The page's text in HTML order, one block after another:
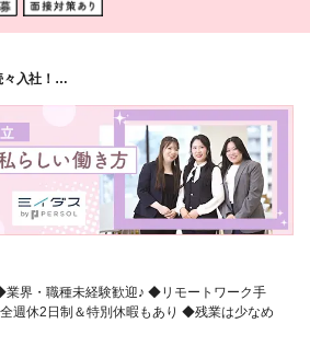
入社！
界・職種未経験歓迎♪ ◆リモートワーク手
週休2日制＆特別休暇もあり ◆残業は少なめ